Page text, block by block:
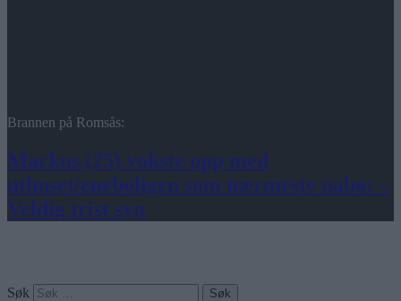
Brannen på Romsås:
Markus (25) vokste opp med
uthuset/eneboligen som nærmeste nabo: –
Veldig trist syn
Søk